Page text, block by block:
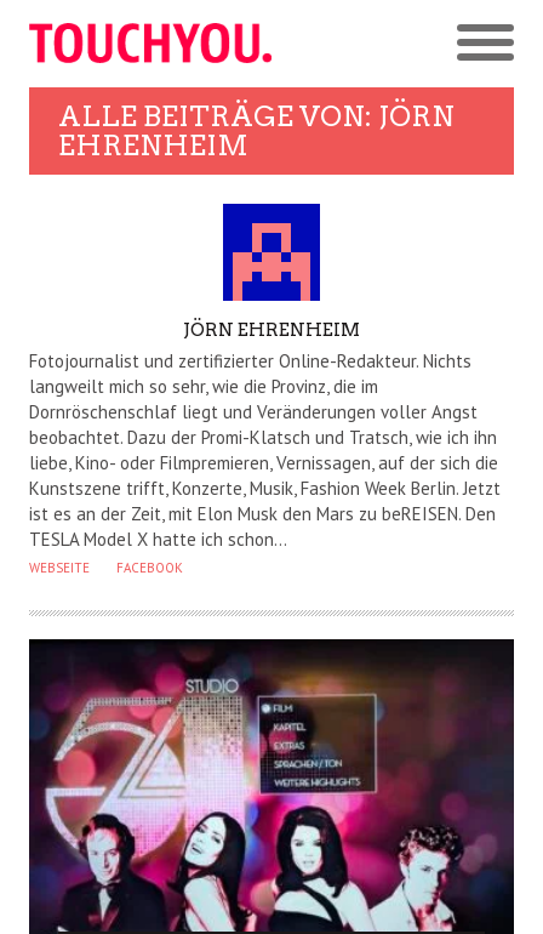
ALLE BEITRÄGE VON: JÖRN
EHRENHEIM
JÖRN EHRENHEIM
Fotojournalist und zertifizierter Online-Redakteur. Nichts
langweilt mich so sehr, wie die Provinz, die im
Dornröschenschlaf liegt und Veränderungen voller Angst
beobachtet. Dazu der Promi-Klatsch und Tratsch, wie ich ihn
liebe, Kino- oder Filmpremieren, Vernissagen, auf der sich die
Kunstszene trifft, Konzerte, Musik, Fashion Week Berlin. Jetzt
ist es an der Zeit, mit Elon Musk den Mars zu beREISEN. Den
TESLA Model X hatte ich schon...
WEBSEITE FACEBOOK